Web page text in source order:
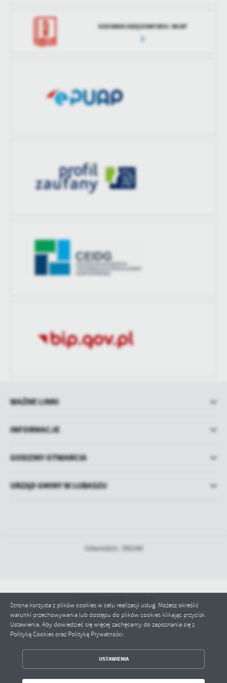
Strona korzysta z plików cookies w celu realizacji usług. Możesz określić
warunki przechowywania lub dostępu do plików cookies klikając przycisk
Ustawienia. Aby dowiedzieć się więcej zachęcamy do zapoznania się z
Polityką Cookies oraz Polityką Prywatności.
USTAWIENIA
ODRZUĆ WSZYSTKIE
DZIENNIK URZĘDOWY WOJ. WLKP
WAŻNE LINKI
INFORMACJE
GODZINY OTWARCIA
URZĄD GMINY W LUBASZU
Odwiedzin: 395240
Powered by2ClickPortal® - Portale nowej generacji